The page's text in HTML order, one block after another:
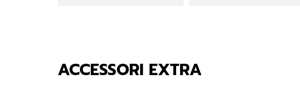
ACCESSORI EXTRA